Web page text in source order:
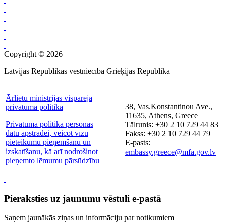
Copyright © 2026
Latvijas Republikas vēstniecība Grieķijas Republikā
Ārlietu ministrijas vispārējā
privātuma politika
Privātuma politika personas
datu apstrādei, veicot vīzu
pieteikumu pieņemšanu un
izskatīšanu, kā arī nodrošinot
pieņemto lēmumu pārsūdzību
38, Vas.Konstantinou Ave.,
11635, Athens, Greece
Tālrunis: +30 2 10 729 44 83
Fakss: +30 2 10 729 44 79
E-pasts:
embassy.greece@mfa.gov.lv
Pieraksties uz jaunumu vēstuli e-pastā
Saņem jaunākās ziņas un informāciju par notikumiem